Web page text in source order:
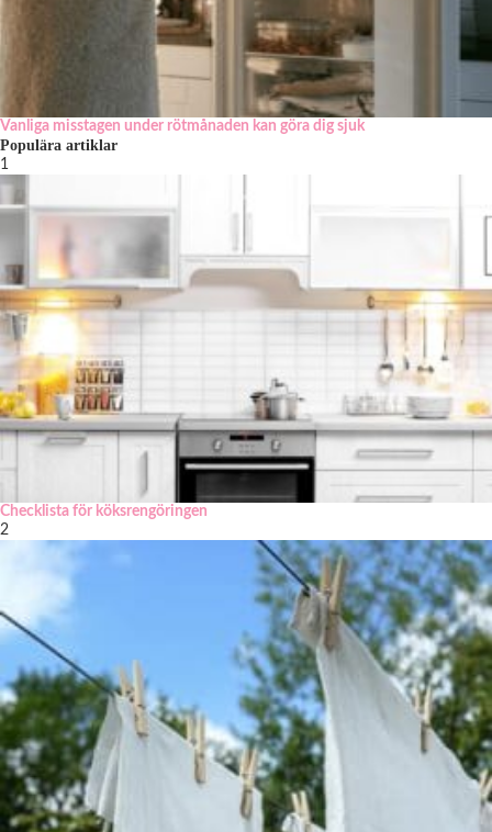
Vanliga misstagen under rötmånaden kan göra dig sjuk
Populära artiklar
1
Checklista för köksrengöringen
2